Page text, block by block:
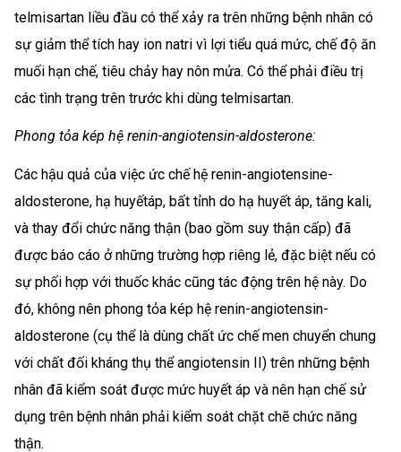
telmisartan liều đầu có thể xảy ra trên những bệnh nhân có
sự giảm thể tích hay ion natri vì lợi tiểu quá mức, chế độ ăn
muối hạn chế, tiêu chảy hay nôn mửa. Có thể phải điều trị
các tình trạng trên trước khi dùng telmisartan.
Phong tỏa kép hệ renin-angiotensin-aldosterone:
Các hậu quả của việc ức chế hệ renin-angiotensine-
aldosterone, hạ huyếtáp, bất tỉnh do hạ huyết áp, tăng kali,
và thay đổi chức năng thận (bao gồm suy thận cấp) đã
được báo cáo ở những trường hợp riêng lẻ, đặc biệt nếu có
sự phối hợp với thuốc khác cũng tác động trên hệ này. Do
đó, không nên phong tỏa kép hệ renin-angiotensin-
aldosterone (cụ thể là dùng chất ức chế men chuyển chung
với chất đối kháng thụ thể angiotensin II) trên những bệnh
nhân đã kiểm soát được mức huyết áp và nên hạn chế sử
dụng trên bệnh nhân phải kiểm soát chặt chẽ chức năng
thận.